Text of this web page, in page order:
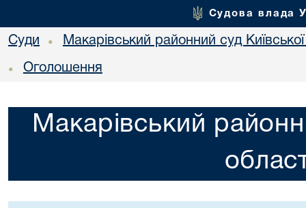
Судова влада
Суди • Макарівський районний суд Київської
• Оголошення
Макарівський